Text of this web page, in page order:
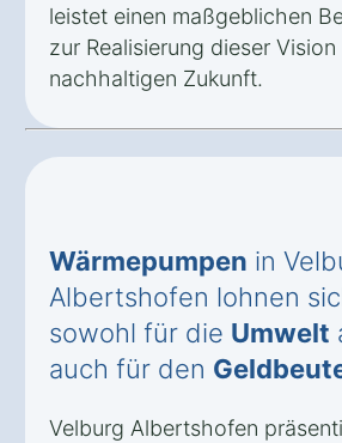
leistet einen maßgeblichen
zur Realisierung dieser Vision
nachhaltigen Zukunft.
Wärmepumpen in
Albertshofen lohnen
sowohl für die Umwelt
auch für den
Velburg Albertshofen